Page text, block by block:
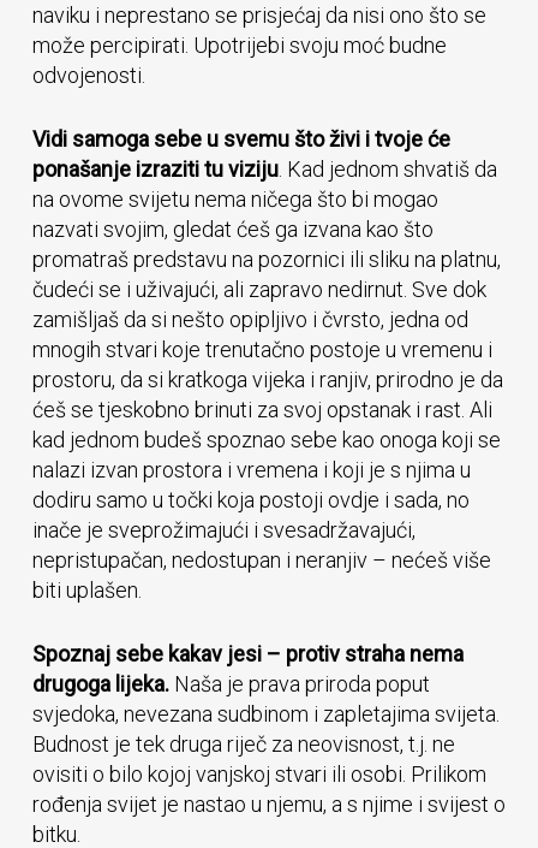
naviku i neprestano se prisjećaj da nisi ono što se
može percipirati. Upotrijebi svoju moć budne
odvojenosti.
Vidi samoga sebe u svemu što živi i tvoje će
ponašanje izraziti tu viziju. Kad jednom shvatiš da
na ovome svijetu nema ničega što bi mogao
nazvati svojim, gledat ćeš ga izvana kao što
promatraš predstavu na pozornici ili sliku na platnu,
čudeći se i uživajući, ali zapravo nedirnut. Sve dok
zamišljaš da si nešto opipljivo i čvrsto, jedna od
mnogih stvari koje trenutačno postoje u vremenu i
prostoru, da si kratkoga vijeka i ranjiv, prirodno je da
ćeš se tjeskobno brinuti za svoj opstanak i rast. Ali
kad jednom budeš spoznao sebe kao onoga koji se
nalazi izvan prostora i vremena i koji je s njima u
dodiru samo u točki koja postoji ovdje i sada, no
inače je sveprožimajući i svesadržavajući,
nepristupačan, nedostupan i neranjiv – nećeš više
biti uplašen.
Spoznaj sebe kakav jesi – protiv straha nema
drugoga lijeka.Naša je prava priroda poput
svjedoka, nevezana sudbinom i zapletajima svijeta.
Budnost je tek druga riječ za neovisnost, t.j. ne
ovisiti o bilo kojoj vanjskoj stvari ili osobi. Prilikom
rođenja svijet je nastao u njemu, a s njime i svijest o
bitku.